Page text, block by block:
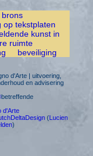
brons
op tekstplaten
kunst in
ruimte
beveiliging
d'Arte | uitvoering,
en advisering
betreffende
d'Arte
(Lucien
)